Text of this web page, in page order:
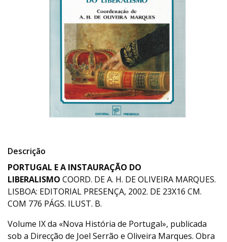
Descrição
PORTUGAL E A INSTAURAÇÃO DO
LIBERALISMO COORD. DE A. H. DE OLIVEIRA MARQUES.
LISBOA: EDITORIAL PRESENÇA, 2002. DE 23X16 CM.
COM 776 PÁGS. ILUST. B.
Volume IX da «Nova História de Portugal», publicada
sob a Direcção de Joel Serrão e Oliveira Marques. Obra